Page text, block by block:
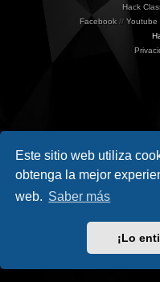
Este sitio web utiliza
obtenga la mejor
web. Saber más
¡Lo
Hack
Facebook // Youtube